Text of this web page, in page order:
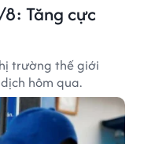
Tăng cực
trường thế giới
hôm qua.